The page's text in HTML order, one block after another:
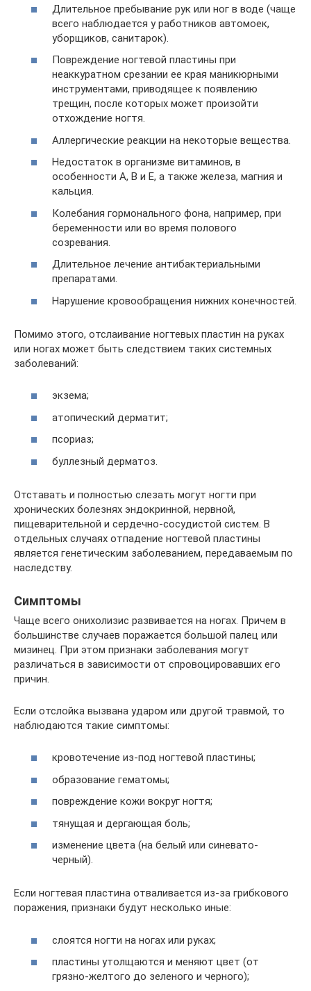
Длительное пребывание рук или ног в воде (чаще
всего наблюдается у работников автомоек,
уборщиков, санитарок).
Повреждение ногтевой пластины при
неаккуратном срезании ее края маникюрными
инструментами, приводящее к появлению
трещин, после которых может произойти
отхождение ногтя.
Аллергические реакции на некоторые вещества.
Недостаток в организме витаминов, в
особенности А, В и Е, а также железа, магния и
кальция.
Колебания гормонального фона, например, при
беременности или во время полового
созревания.
Длительное лечение антибактериальными
препаратами.
Нарушение кровообращения нижних конечностей.
Помимо этого, отслаивание ногтевых пластин на руках
или ногах может быть следствием таких системных
заболеваний:
экзема;
атопический дерматит;
псориаз;
буллезный дерматоз.
Отставать и полностью слезать могут ногти при
хронических болезнях эндокринной, нервной,
пищеварительной и сердечно-сосудистой систем. В
отдельных случаях отпадение ногтевой пластины
является генетическим заболеванием, передаваемым по
наследству.
Симптомы
Чаще всего онихолизис развивается на ногах. Причем в
большинстве случаев поражается большой палец или
мизинец. При этом признаки заболевания могут
различаться в зависимости от спровоцировавших его
причин.
Если отслойка вызвана ударом или другой травмой, то
наблюдаются такие симптомы:
кровотечение из-под ногтевой пластины;
образование гематомы;
повреждение кожи вокруг ногтя;
тянущая и дергающая боль;
изменение цвета (на белый или синевато-
черный).
Если ногтевая пластина отваливается из-за грибкового
поражения, признаки будут несколько иные:
слоятся ногти на ногах или руках;
пластины утолщаются и меняют цвет (от
грязно-желтого до зеленого и черного);